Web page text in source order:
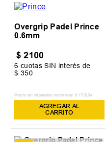
Overgrip Padel Prince
0.6mm
$ 2100
6 cuotas SIN interés de
$ 350
Precio sin impuestos nacionales: $ 1735,54
AGREGAR AL
CARRITO